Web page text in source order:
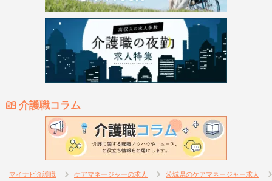
介護職コラム
マイナビ介護職 ケアマネージャーの求人 茨城県のケアマネージャー求人